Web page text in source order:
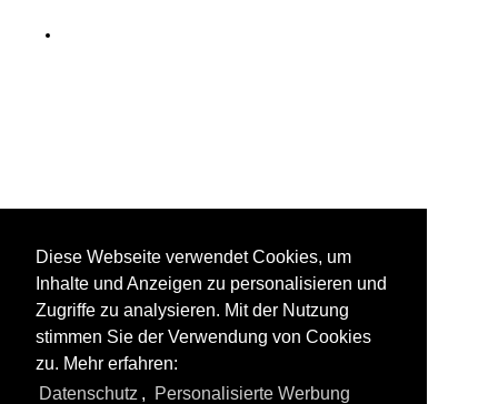
Diese Webseite verwendet Cookies, um
Inhalte und Anzeigen zu personalisieren und
Zugriffe zu analysieren. Mit der Nutzung
stimmen Sie der Verwendung von Cookies
zu. Mehr erfahren:
Datenschutz , Personalisierte Werbung